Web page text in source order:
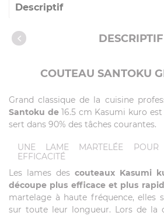
Descriptif
Caractéristiques DESCRIPTIF
COUTEAU SANTOKU
Grand classique de la cuisine
Santoku de16.5 cm Kasumi kuro
sert dans 90% des tâches courantes.
UNE LAME MARTELÉE POUR
EFFICACITÉ
Les lames des couteaux Kasumi
découpe plus efficace et plus
martelage à haute fréquence, elles
sur toute leur longueur. Lors de la